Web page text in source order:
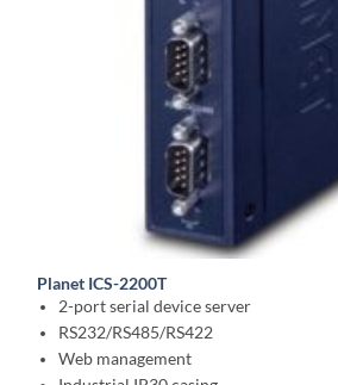
Planet ICS-2200T
2-port serial device server
RS232/RS485/RS422
Web management